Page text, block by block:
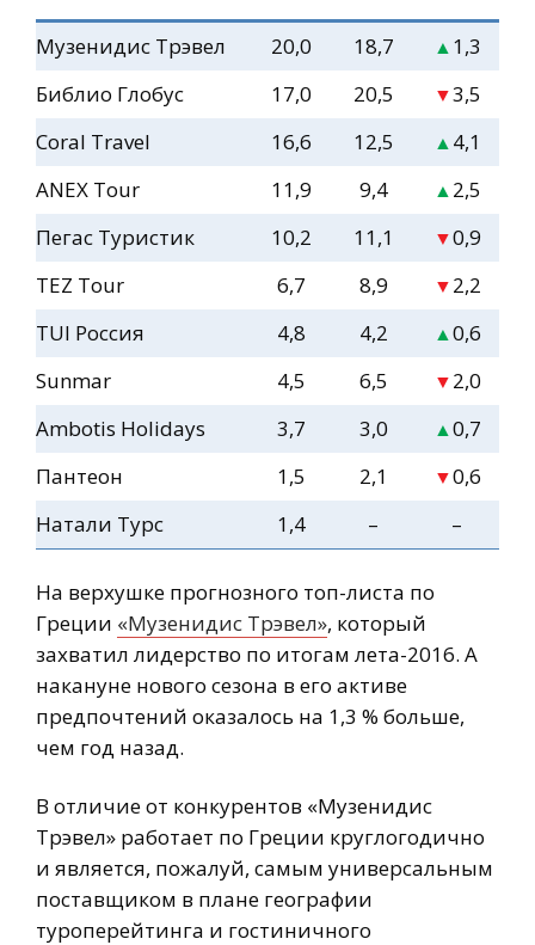
Музенидис Трэвел 20,0 18,7 ▲1,3
Библио Глобус
17,0 20,5 ▼3,5
Coral Travel
16,6 12,5 ▲4,1
ANEX Tour
11,9 9,4 ▲2,5
Пегас Туристик
10,2 11,1 ▼0,9
TEZ Tour
6,7 8,9 ▼2,2
TUI Россия
4,8 4,2 ▲0,6
Sunmar
4,5 6,5 ▼2,0
Ambotis Holidays
3,7 3,0 ▲0,7
Пантеон
1,5 2,1 ▼0,6
Натали Турс
1,4 – –
На верхушке прогнозного топ-листа по
Греции «Музенидис Трэвел», который
захватил лидерство по итогам лета-2016. А
накануне нового сезона в его активе
предпочтений оказалось на 1,3 % больше,
чем год назад.
В отличие от конкурентов «Музенидис
Трэвел» работает по Греции круглогодично
и является, пожалуй, самым универсальным
поставщиком в плане географии
туроперейтинга и гостиничного